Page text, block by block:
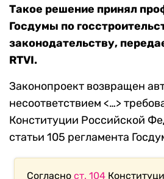
Такое решение принял
Госдумы по
законодательству,
RTVI.
Законопроект возвращен
несоответствием <…>
Конституции Российской
статьи 105 регламента
Согласност. 104